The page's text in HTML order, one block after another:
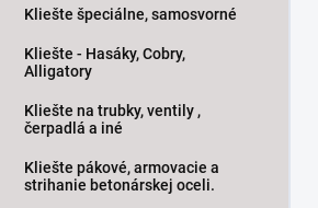
Kliešte špeciálne, samosvorné
Kliešte - Hasáky, Cobry,
Alligatory
Kliešte na trubky, ventily ,
čerpadlá a iné
Kliešte pákové, armovacie a
strihanie betonárskej oceli.